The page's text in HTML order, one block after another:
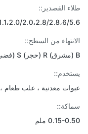
القصدير::
2.0،2.8/2.8،6/5.6 ، إلخ أو عميل
من السطح::
معدنية ، علب طعام ،
0.50 ملم